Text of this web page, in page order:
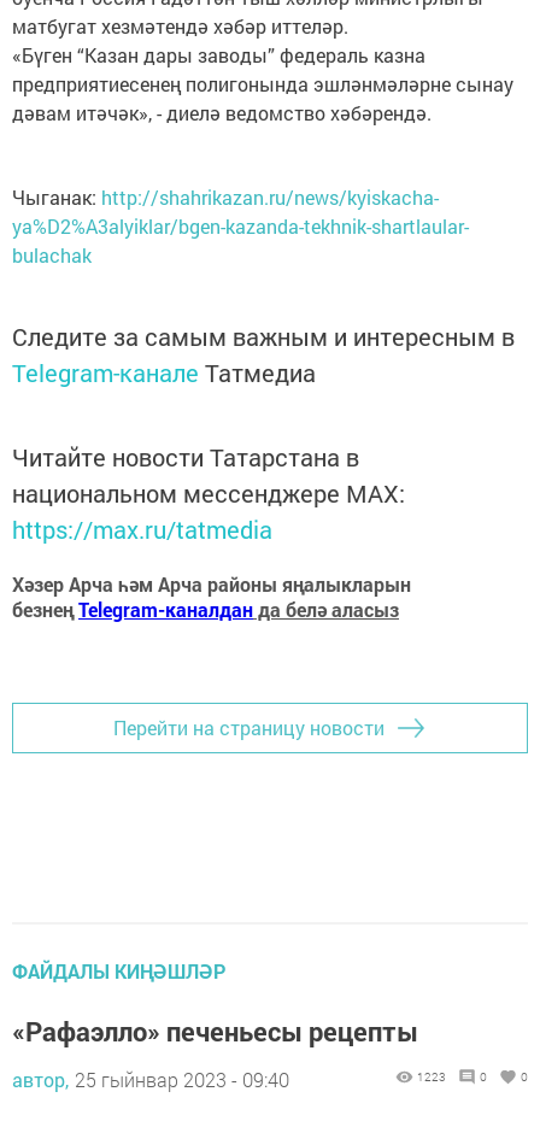
матбугат хезмәтендә хәбәр иттеләр.
«Бүген “Казан дары заводы” федераль казна
предприятиесенең полигонында эшләнмәләрне сынау
дәвам итәчәк», - диелә ведомство хәбәрендә.
Чыганак: http://shahrikazan.ru/news/kyiskacha-
ya%D2%A3alyiklar/bgen-kazanda-tekhnik-shartlaular-
bulachak
Следите за самым важным и интересным в
Telegram-канале Татмедиа
Читайте новости Татарстана в
национальном мессенджере MАХ:
https://max.ru/tatmedia
Хәзер Арча һәм Арча районы яңалыкларын
безнеңTelegram-каналданда белә аласыз
Перейти на страницу новости
ФАЙДАЛЫ КИҢӘШЛӘР
«Рафаэлло» печеньесы рецепты
автор, 25 гыйнвар 2023 - 09:40 1223 0 0